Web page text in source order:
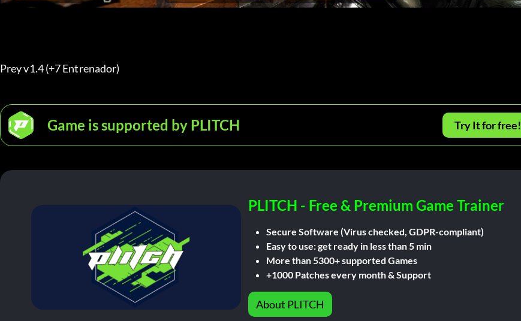
Prey v1.4 (+7 Entrenador)
Game is supported by PLITCH Try It for free!
PLITCH - Free & Premium Game Trainer
Secure Software (Virus checked, GDPR-compliant)
Easy to use: get ready in less than 5 min
More than 5300+ supported Games
+1000 Patches every month & Support
About PLITCH